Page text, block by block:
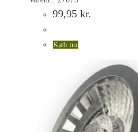
99,95 kr.
Køb nu